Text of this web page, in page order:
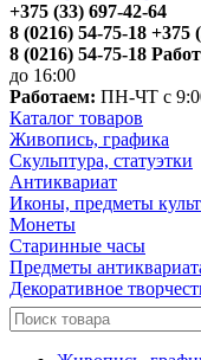
+375 (33) 697-42-64
8 (0216) 54-75-18 +375
8 (0216) 54-75-18
до 16:00
Работаем: ПН-ЧТ с
Каталог товаров
Живопись, графика
Скульптура, статуэтки
Антиквариат
Иконы, предметы
Монеты
Старинные часы
Предметы
Декоративное